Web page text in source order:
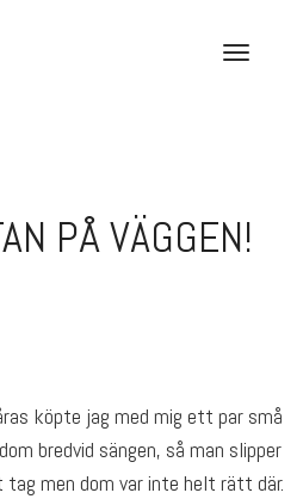
T
n
a
i
o
n
PÅ VÄGGEN!
köpte jag med mig ett par små
bredvid sängen, så man slipper
men dom var inte helt rätt där.